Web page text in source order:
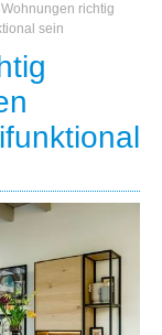
richtig
sein